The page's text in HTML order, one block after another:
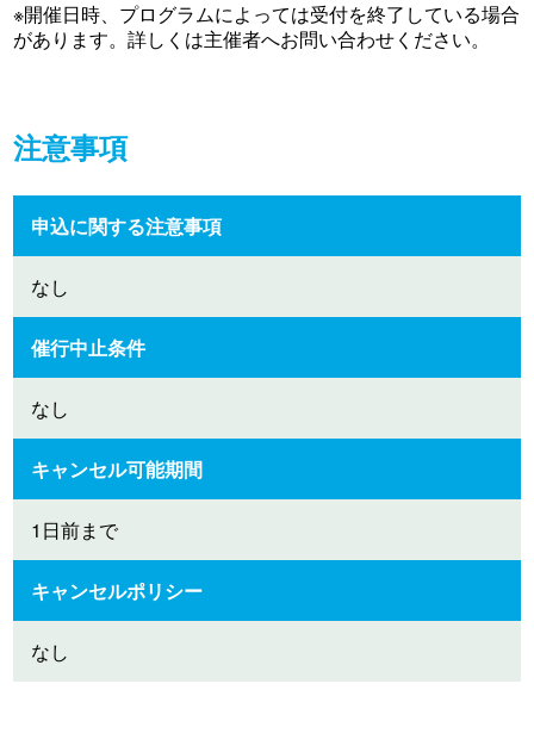
※開催日時、プログラムによっては受付を終了している場合
があります。詳しくは主催者へお問い合わせください。
注意事項
申込に関する注意事項
なし
催行中止条件
なし
キャンセル可能期間
1日前まで
キャンセルポリシー
なし